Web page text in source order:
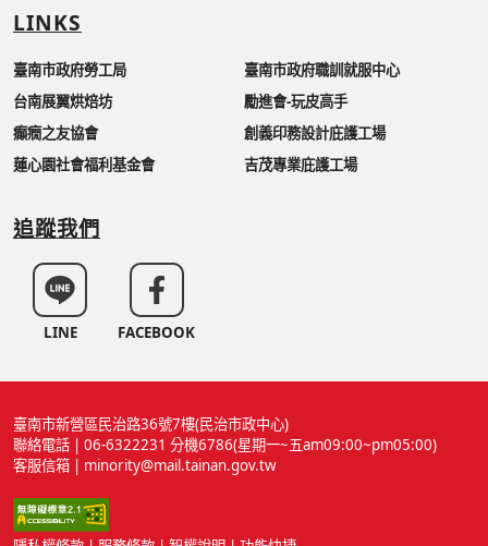
LINKS
臺南市政府勞工局
臺南市政府職訓就服中心
台南展翼烘焙坊
勵進會-玩皮高手
癲癇之友協會
創義印務設計庇護工場
蓮心園社會福利基金會
吉茂專業庇護工場
追蹤我們
LINE FACEBOOK
臺南市新營區民治路36號7樓(民治市政中心)
聯絡電話 | 06-6322231 分機6786(星期一~五am09:00~pm05:00)
客服信箱 | minority@mail.tainan.gov.tw